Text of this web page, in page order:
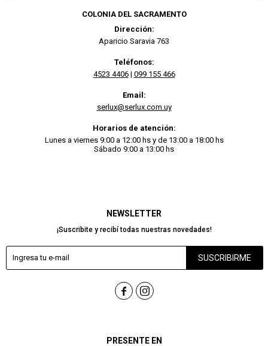
PRESENTE EN
NEWSLETTER
¡Suscribite y recibí todas nuestras novedades!
SUSCRIBIRME
 
COLONIA DEL SACRAMENTO
Dirección:
Aparicio Saravia 763
Teléfonos:
4523 4406| 099 155 466
Email:
serlux@serlux.com.uy
Horarios de atención:
Lunes a viernes 9:00 a 12:00 hs y de 13:00 a 18:00 hs
Sábado 9:00 a 13:00 hs